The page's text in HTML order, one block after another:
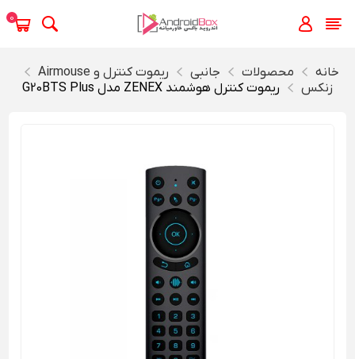
0
خانه محصولات جانبی
ریموت کنترل و Airmouse
زنکس
ریموت کنترل هوشمند ZENEX مدل G20BTS Plus